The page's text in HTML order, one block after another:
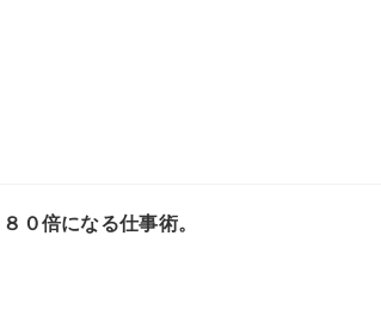
０倍になる仕事術。